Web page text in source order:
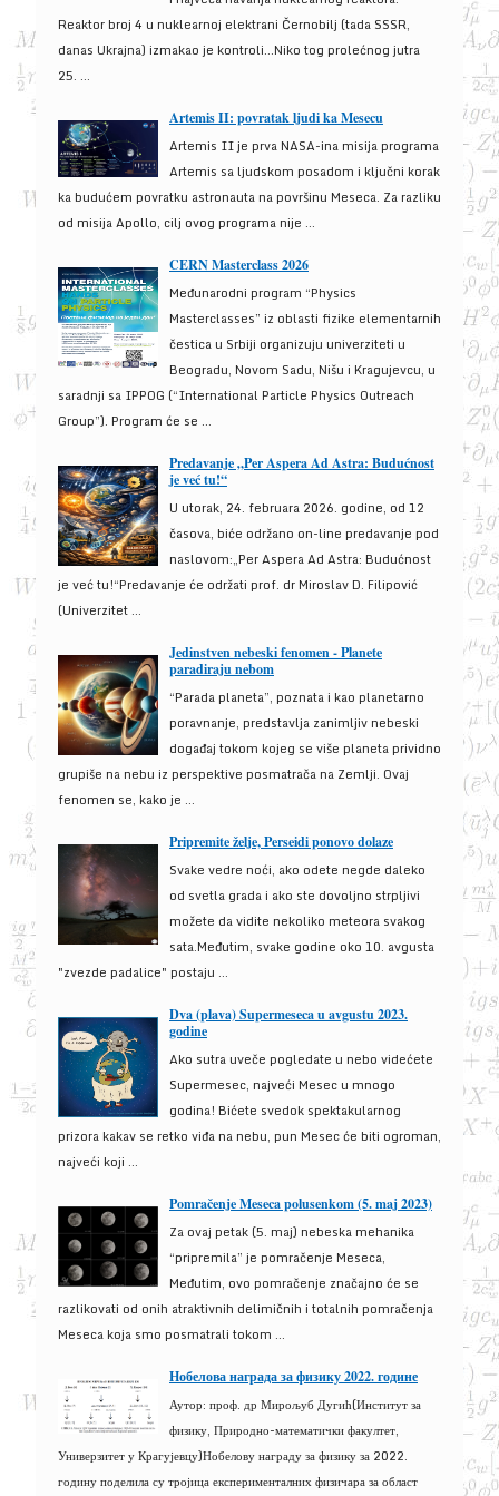
Reaktor broj 4 u nuklearnoj elektrani Černobilj (tada SSSR,
danas Ukrajna) izmakao je kontroli...Niko tog prolećnog jutra
25. ...
Artemis II: povratak ljudi ka Mesecu
Artemis II je prva NASA-ina misija programa
Artemis sa ljudskom posadom i ključni korak
ka budućem povratku astronauta na površinu Meseca. Za razliku
od misija Apollo, cilj ovog programa nije ...
CERN Masterclass 2026
Međunarodni program “Physics
Masterclasses” iz oblasti fizike elementarnih
čestica u Srbiji organizuju univerziteti u
Beogradu, Novom Sadu, Nišu i Kragujevcu, u
saradnji sa IPPOG (“International Particle Physics Outreach
Group”). Program će se ...
Predavanje „Per Aspera Ad Astra: Budućnost
je već tu!“
U utorak, 24. februara 2026. godine, od 12
časova, biće održano on-line predavanje pod
naslovom:„Per Aspera Ad Astra: Budućnost
je već tu!“Predavanje će održati prof. dr Miroslav D. Filipović
(Univerzitet ...
Jedinstven nebeski fenomen - Planete
paradiraju nebom
“Parada planeta”, poznata i kao planetarno
poravnanje, predstavlja zanimljiv nebeski
događaj tokom kojeg se više planeta prividno
grupiše na nebu iz perspektive posmatrača na Zemlji. Ovaj
fenomen se, kako je ...
Pripremite želje, Perseidi ponovo dolaze
Svake vedre noći, ako odete negde daleko
od svetla grada i ako ste dovoljno strpljivi
možete da vidite nekoliko meteora svakog
sata.Međutim, svake godine oko 10. avgusta
"zvezde padalice" postaju ...
Dva (plava) Supermeseca u avgustu 2023.
godine
Ako sutra uveče pogledate u nebo videćete
Supermesec, najveći Mesec u mnogo
godina! Bićete svedok spektakularnog
prizora kakav se retko viđa na nebu, pun Mesec će biti ogroman,
najveći koji ...
Pomračenje Meseca polusenkom (5. maj 2023)
Za ovaj petak (5. maj) nebeska mehanika
“pripremila” je pomračenje Meseca,
Međutim, ovo pomračenje značajno će se
razlikovati od onih atraktivnih delimičnih i totalnih pomračenja
Meseca koja smo posmatrali tokom ...
Нобелова награда за физику 2022. године
Аутор: проф. др Мирољуб Дугић(Институт за
физику, Природно-математички факултет,
Универзитет у Крагујевцу)Нобелову награду за физику за 2022.
годину поделила су тројица експерименталних физичара за област